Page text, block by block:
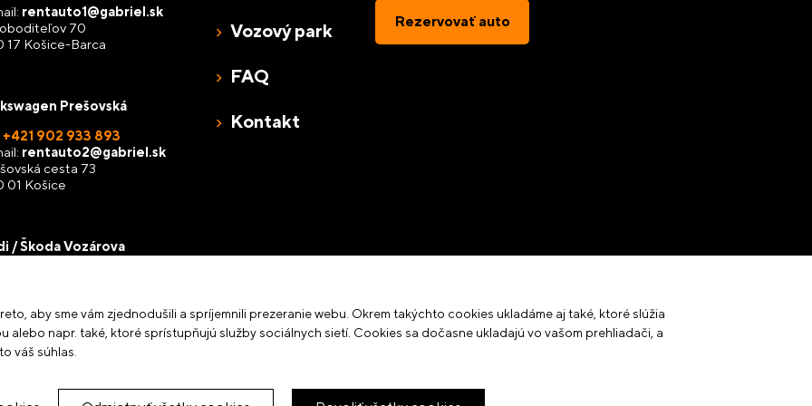
rentauto1@gabriel.sk
70
17 Košice-Barca
Prešovská
+421 902 933 893
rentauto2@gabriel.sk
cesta 73
01 Košice
/ Škoda Vozárova
5
17 Košice-Barca
Vozový park
FAQ
Kontakt
Rezervovať auto
Created by
aby sme vám zjednodušili a spríjemnili prezeranie webu. Okrem takýchto cookies ukladáme aj také, ktoré slúžia
alebo napr. také, ktoré sprístupňujú služby sociálnych sietí. Cookies sa dočasne ukladajú vo vašom prehliadači, a
váš súhlas.